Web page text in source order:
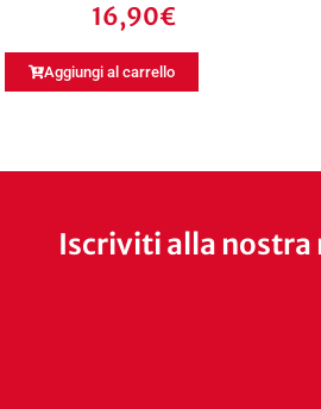
16,90€
Aggiungi al carrello
Iscriviti alla